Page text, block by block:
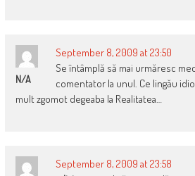
N/A
September 8, 2009 at 23:50
Se întâmplă să mai urmăresc
comentator la unul. Ce lingău
mult zgomot degeaba la Realitatea…
September 8, 2009 at 23:58